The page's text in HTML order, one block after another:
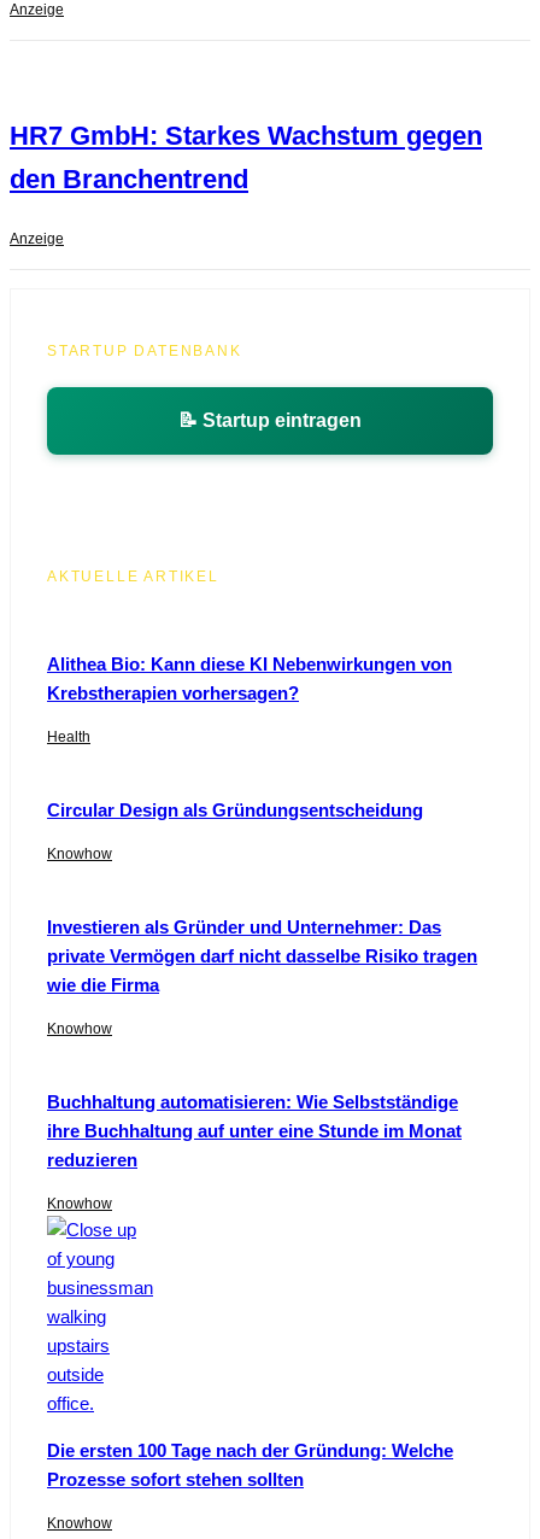
Anzeige
HR7 GmbH: Starkes Wachstum gegen
den Branchentrend
Anzeige
STARTUP DATENBANK
📝 Startup eintragen
AKTUELLE ARTIKEL
Alithea Bio: Kann diese KI Nebenwirkungen von
Krebstherapien vorhersagen?
Health
Circular Design als Gründungsentscheidung
Knowhow
Investieren als Gründer und Unternehmer: Das
private Vermögen darf nicht dasselbe Risiko tragen
wie die Firma
Knowhow
Buchhaltung automatisieren: Wie Selbstständige
ihre Buchhaltung auf unter eine Stunde im Monat
reduzieren
Knowhow
Die ersten 100 Tage nach der Gründung: Welche
Prozesse sofort stehen sollten
Knowhow